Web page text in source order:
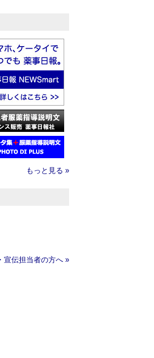
もっと見る »
宣伝担当者の方へ »